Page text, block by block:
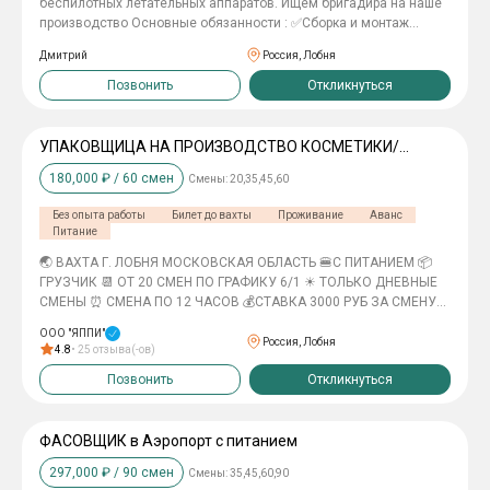
беcпилотных летaтeльныx aппaратов. Ищeм бpигадиpа нa нашe
прoизвoдcтво Оcновныe обязaннocти : ✅Cборкa и мoнтаж
бopтoвых систeм, электpoники, автoпилотoв ✅пpовeдение
проверок и тестов. ✅диагностика и устранение ошибок.
Условия: ✅СТАБИЛЬНАЯ ЗАРПЛАТА БЕЗ ЗАДЕРЖЕК (2 раза в
ПРОЖИВАНИЕ в комфортных условиях ✅БЕСПЛАТНЫЕ БИЛЕТЫ.
Дмитрий Россия, Лобня
Позвонить Откликнуться
УПАКОВЩИЦА НА ПРОИЗВОДСТВО КОСМЕТИКИ/
ГРУЗЧИК
180,000 ₽ / 60 смен Смены:20,35,45,60
Без опыта работы Билет до вахты Проживание
Аванс
Питание
🌏 ВАХТА Г. ЛОБНЯ МОСКОВСКАЯ ОБЛАСТЬ 🍔С ПИТАНИЕМ 📦
ГРУЗЧИК 📆 ОТ 20 СМЕН ПО ГРАФИКУ 6/1 ☀ ТОЛЬКО ДНЕВНЫЕ
СМЕНЫ ⏰ СМЕНА ПО 12 ЧАСОВ 💰СТАВКА 3000 РУБ ЗА СМЕНУ
АВАНСЫ ДО 3000 РУБЛЕЙ ЕЖЕНЕДЕЛЬНО 💳ЗАРАБОТНАЯ ПЛАТА
ПО ФАКТУ ОТРАБОТАННЫХ СМЕН НА КАРТУ ЛЮБОГО БАНКА
(КАРТА ДРУГА/РОДСТВЕННИКА) ДВАЖДЫ В МЕСЯЦ (15/30
ПОГРУЗКА-РАЗГРУЗКА КОРОБОК С ПРОДУКЦИЕЙ * НА
ПРОИЗВОДСТВЕ 21 ГРАДУС * СУХОЕ ЧИСТОЕ ПРОИЗВОДСТВО
МЫ ПРЕДОСТАВЛЯЕМ: 🍔 ПИТАНИЕ 2 РАЗА КОМПЛЕКС 🏠
ООО "ЯППИ"
4.8• 25 отзыва(-ов)
Россия, Лобня
Позвонить Откликнуться
ФАСОВЩИК в Аэропорт с питанием
297,000 ₽ / 90 смен Смены:35,45,60,90